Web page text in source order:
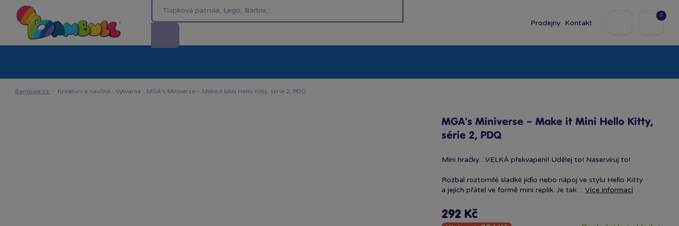
Prodejny Kontakt
0
Bambule.cz · Kreativní a naučné · Výtvarné · MGA's Miniverse – Make it Mini Hello Kitty, série 2, PDQ
MGA's Miniverse – Make it Mini Hello Kitty,
série 2, PDQ
Mini hračky…VELKÁ překvapení! Udělej to! Naservíruj to!
Rozbal roztomilé sladké jídlo nebo nápoj ve stylu Hello Kitty
a jejích přátel ve formě mini replik. Je tak… Více informací
292 Kč